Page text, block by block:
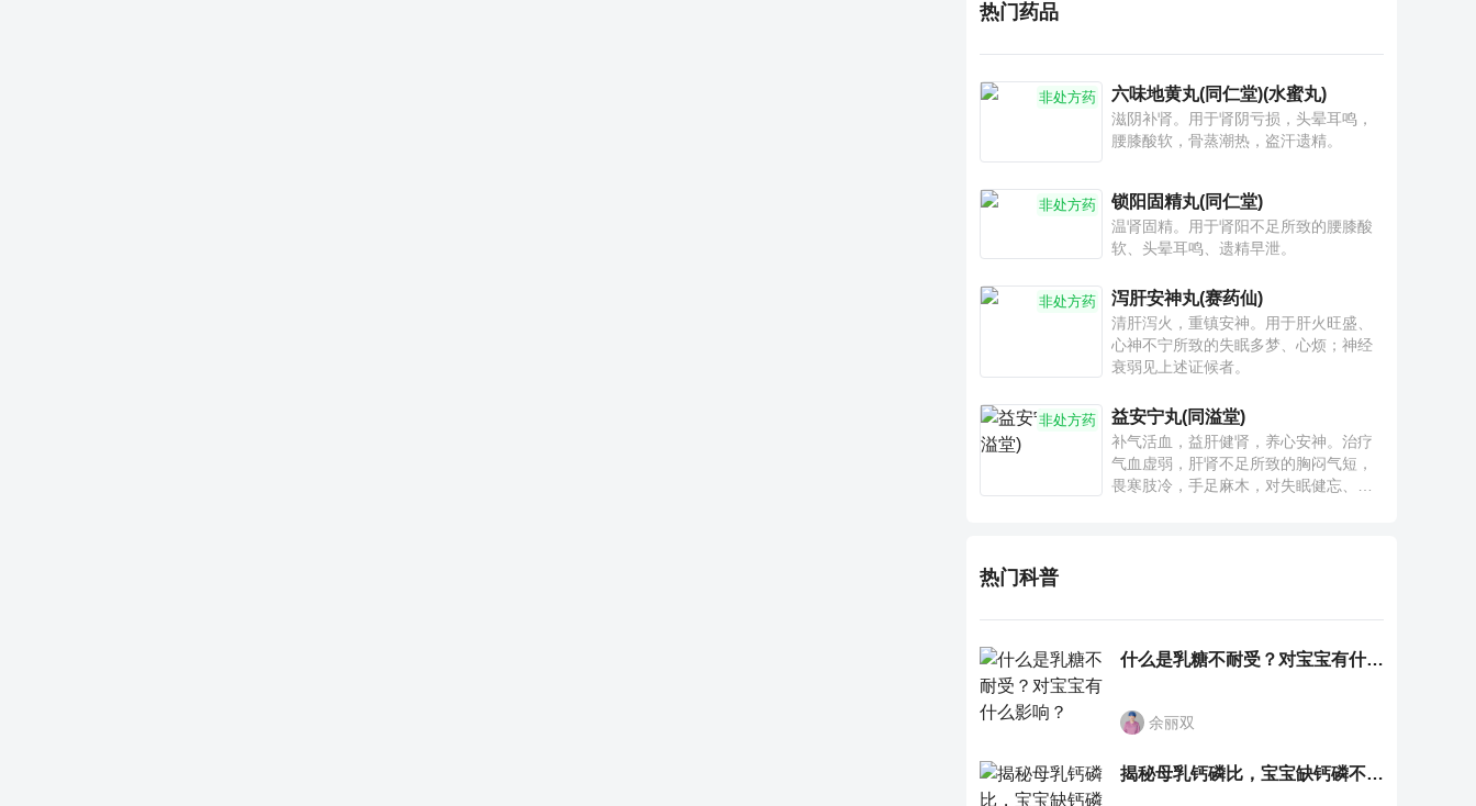
热门药品
非处方药 六味地黄丸(同仁堂)(水蜜丸)
滋阴补肾。用于肾阴亏损，头晕耳鸣，
腰膝酸软，骨蒸潮热，盗汗遗精。
非处方药 锁阳固精丸(同仁堂)
温肾固精。用于肾阳不足所致的腰膝酸
软、头晕耳鸣、遗精早泄。
非处方药 泻肝安神丸(赛药仙)
清肝泻火，重镇安神。用于肝火旺盛、
心神不宁所致的失眠多梦、心烦；神经
衰弱见上述证候者。
非处方药 益安宁丸(同溢堂)
补气活血，益肝健肾，养心安神。治疗
气血虚弱，肝肾不足所致的胸闷气短，
畏寒肢冷，手足麻木，对失眠健忘、神
热门科普
什么是乳糖不耐受？对宝宝有什么影响？
余丽双
揭秘母乳钙磷比，宝宝缺钙磷不再愁